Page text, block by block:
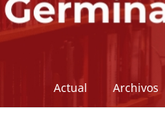
Actual Archivos